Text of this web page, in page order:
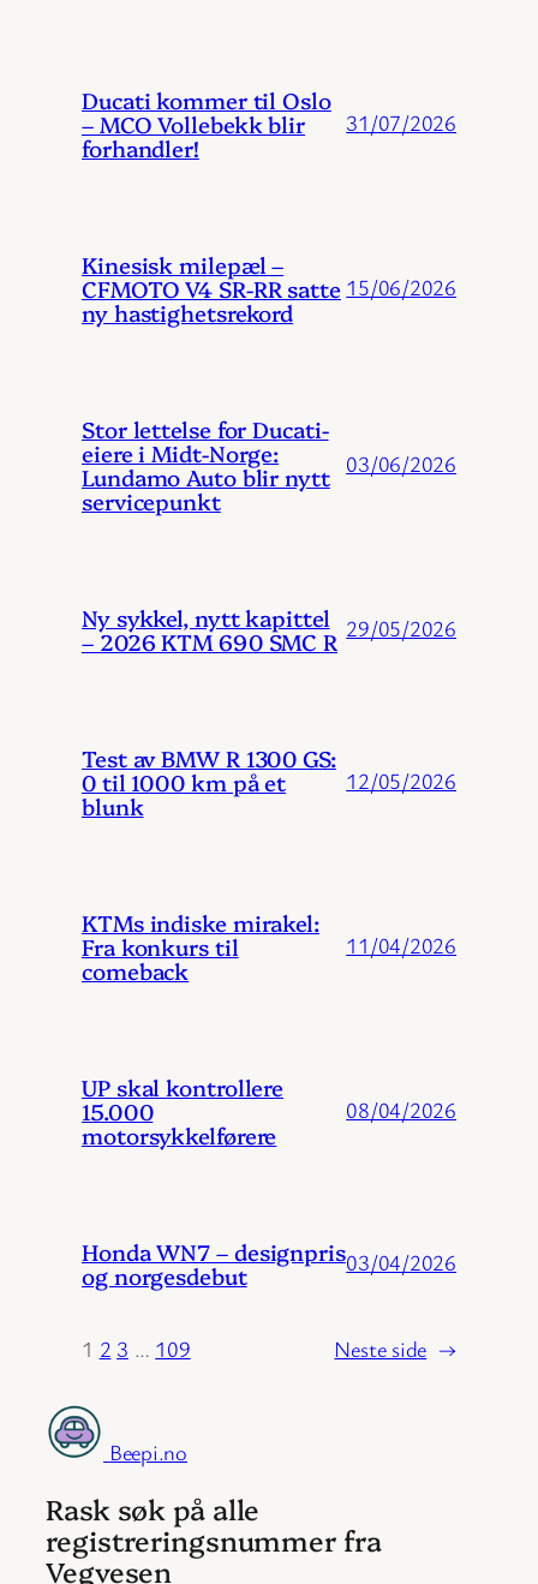
Ducati kommer til Oslo
– MCO Vollebekk blir
forhandler!
31/07/2026
Kinesisk milepæl –
CFMOTO V4 SR-RR satte
ny hastighetsrekord
15/06/2026
Stor lettelse for Ducati-
eiere i Midt-Norge:
Lundamo Auto blir nytt
servicepunkt
03/06/2026
Ny sykkel, nytt kapittel
– 2026 KTM 690 SMC R 29/05/2026
Test av BMW R 1300 GS:
0 til 1000 km på et
blunk
12/05/2026
KTMs indiske mirakel:
Fra konkurs til
comeback
11/04/2026
UP skal kontrollere
15.000
motorsykkelførere
08/04/2026
Honda WN7 – designpris
og norgesdebut 03/04/2026
1 2 3 … 109 Neste side →
Beepi.no
Rask søk på alle
registreringsnummer fra
Vegvesen